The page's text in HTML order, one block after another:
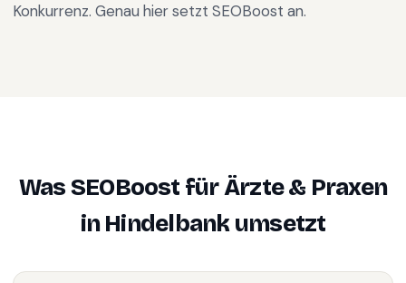
Konkurrenz. Genau hier setzt SEOBoost an.
Was SEOBoost fürÄrzte & Praxen
inHindelbankumsetzt